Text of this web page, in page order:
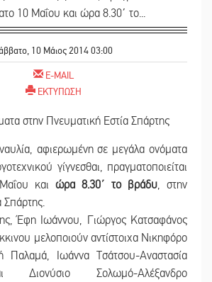
10 Μαΐου και ώρα 8.30΄ το...
10 Μάιος 2014 03:00
E-MAIL
ΕΚΤΥΠΩΣΗ
αφιερωμένη σε μεγάλα ονόματα
γίγνεσθαι, πραγματοποιείται
και ώρα 8.30΄ το βράδυ, στην
Σπάρτης.
Έφη Ιωάννου, Γιώργος Κατσαφάνος
μελοποιούν αντίστοιχα Νικηφόρο
Παλαμά, Ιωάννα Τσάτσου-Αναστασία
Διονύσιο Σολωμό-Αλέξανδρο